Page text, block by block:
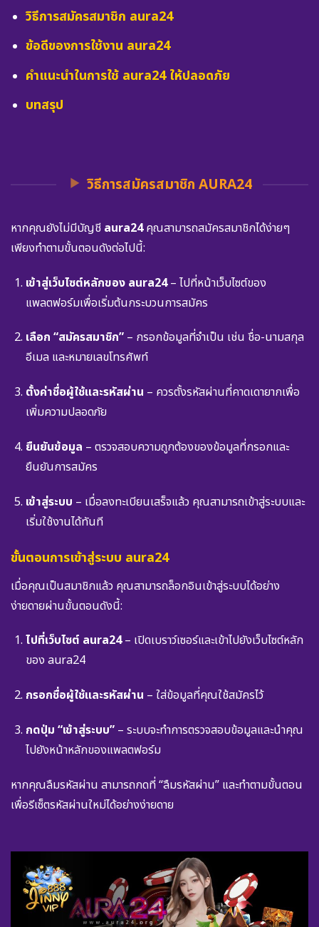
วิธีการสมัครสมาชิก aura24
ข้อดีของการใช้งาน aura24
คำแนะนำในการใช้ aura24 ให้ปลอดภัย
บทสรุป
วิธีการสมัครสมาชิก AURA24
หากคุณยังไม่มีบัญชี aura24คุณสามารถสมัครสมาชิกได้ง่ายๆ
เพียงทำตามขั้นตอนดังต่อไปนี้:
เข้าสู่เว็บไซต์หลักของ aura24– ไปที่หน้าเว็บไซต์ของ
แพลตฟอร์มเพื่อเริ่มต้นกระบวนการสมัคร
เลือก “สมัครสมาชิก”– กรอกข้อมูลที่จำเป็น เช่น ชื่อ-นามสกุล
อีเมล และหมายเลขโทรศัพท์
ตั้งค่าชื่อผู้ใช้และรหัสผ่าน – ควรตั้งรหัสผ่านที่คาดเดายากเพื่อ
เพิ่มความปลอดภัย
ยืนยันข้อมูล – ตรวจสอบความถูกต้องของข้อมูลที่กรอกและ
ยืนยันการสมัคร
เข้าสู่ระบบ – เมื่อลงทะเบียนเสร็จแล้ว คุณสามารถเข้าสู่ระบบและ
เริ่มใช้งานได้ทันที
ขั้นตอนการเข้าสู่ระบบ aura24
เมื่อคุณเป็นสมาชิกแล้ว คุณสามารถล็อกอินเข้าสู่ระบบได้อย่าง
ง่ายดายผ่านขั้นตอนดังนี้:
ไปที่เว็บไซต์ aura24– เปิดเบราว์เซอร์และเข้าไปยังเว็บไซต์หลัก
ของ aura24
กรอกชื่อผู้ใช้และรหัสผ่าน – ใส่ข้อมูลที่คุณใช้สมัครไว้
กดปุ่ม “เข้าสู่ระบบ”– ระบบจะทำการตรวจสอบข้อมูลและนำคุณ
ไปยังหน้าหลักของแพลตฟอร์ม
หากคุณลืมรหัสผ่าน สามารถกดที่ “ลืมรหัสผ่าน” และทำตามขั้นตอน
เพื่อรีเซ็ตรหัสผ่านใหม่ได้อย่างง่ายดาย